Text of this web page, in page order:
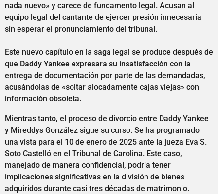
nada nuevo» y carece de fundamento legal. Acusan al
equipo legal del cantante de ejercer presión innecesaria
sin esperar el pronunciamiento del tribunal.
Este nuevo capítulo en la saga legal se produce después de
que Daddy Yankee expresara su insatisfacción con la
entrega de documentación por parte de las demandadas,
acusándolas de «soltar alocadamente cajas viejas» con
información obsoleta.
Mientras tanto, el proceso de divorcio entre Daddy Yankee
y Mireddys González sigue su curso. Se ha programado
una vista para el 10 de enero de 2025 ante la jueza Eva S.
Soto Castelló en el Tribunal de Carolina. Este caso,
manejado de manera confidencial, podría tener
implicaciones significativas en la división de bienes
adquiridos durante casi tres décadas de matrimonio.